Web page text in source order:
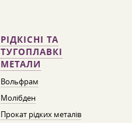
РІДКІСНІ ТА
ТУГОПЛАВКІ
МЕТАЛИ
Вольфрам
Молібден
Прокат рідких металів